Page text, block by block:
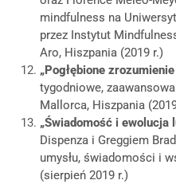
mindfulness na
przez Instytut
Aro, Hiszpania (2019 r.)
„Pogłębione
tygodniowe,
Mallorca, Hiszpania
„Świadomość i ewolucja
Dispenza i Greggiem
umysłu, świadomości i
(sierpień 2019 r.)